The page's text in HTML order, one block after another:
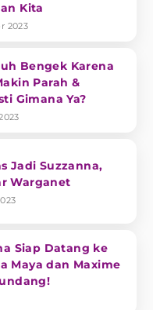
Kita
2023
Bengek Karena
Parah &
Gimana Ya?
Jadi Suzzanna,
Warganet
Siap Datang ke
Maya dan Maxime